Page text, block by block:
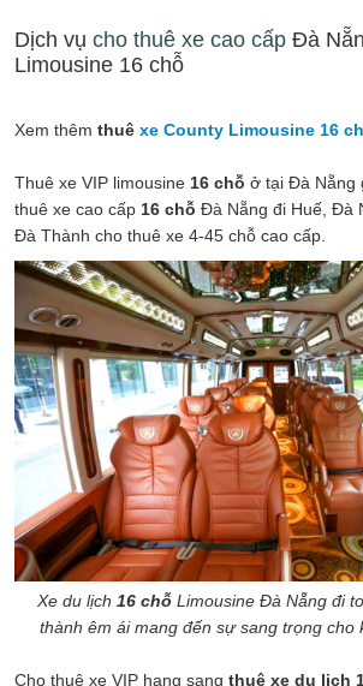
Dịch vụ cho thuê xe cao cấp Đà
Limousine 16 chỗ
Xem thêm thuê xe County Limousine 16
Thuê xe VIP limousine 16 chỗ ở tại Đà Nẵng
thuê xe cao cấp 16 chỗ Đà Nẵng đi Huế, Đà
Đà Thành cho thuê xe 4-45 chỗ cao cấp.
Xe du lịch 16 chỗ Limousine Đà Nẵng đi
thành êm ái mang đến sự sang trọng cho
Cho thuê xe VIP hạng sang thuê xe du lịch